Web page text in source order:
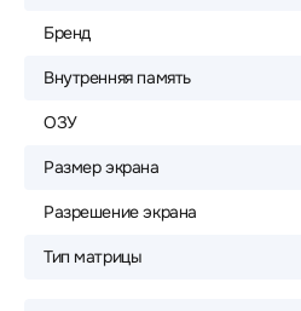
Бренд
Внутренняя память
ОЗУ
Размер экрана
Разрешение экрана
Тип матрицы